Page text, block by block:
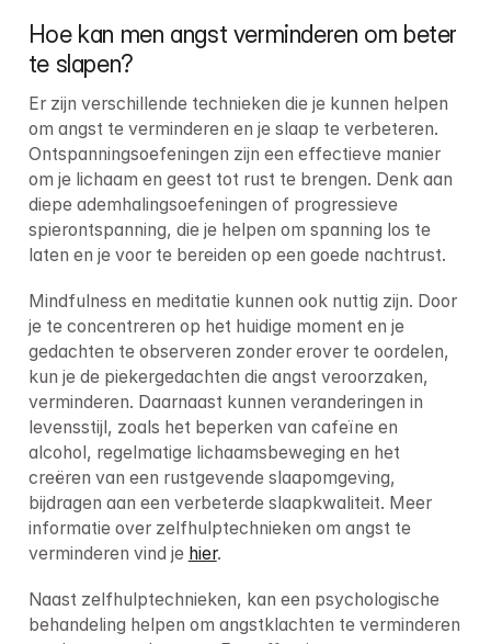
Hoe kan men angst verminderen om beter
te slapen?
Er zijn verschillende technieken die je kunnen helpen
om angst te verminderen en je slaap te verbeteren.
Ontspanningsoefeningen zijn een effectieve manier
om je lichaam en geest tot rust te brengen. Denk aan
diepe ademhalingsoefeningen of progressieve
spierontspanning, die je helpen om spanning los te
laten en je voor te bereiden op een goede nachtrust.
Mindfulness en meditatie kunnen ook nuttig zijn. Door
je te concentreren op het huidige moment en je
gedachten te observeren zonder erover te oordelen,
kun je de piekergedachten die angst veroorzaken,
verminderen. Daarnaast kunnen veranderingen in
levensstijl, zoals het beperken van cafeïne en
alcohol, regelmatige lichaamsbeweging en het
creëren van een rustgevende slaapomgeving,
bijdragen aan een verbeterde slaapkwaliteit. Meer
informatie over zelfhulptechnieken om angst te
verminderen vind je hier.
Naast zelfhulptechnieken, kan een psychologische
behandeling helpen om angstklachten te verminderen